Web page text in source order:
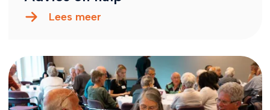
Lees meer